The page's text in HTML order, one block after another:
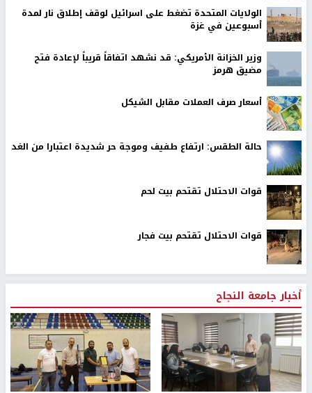
الولايات المتحدة تضغط على اسرائيل لوقف إطلاق نار لمدة
أسبوعين في غزة
وزير الخزانة الأمريكي: قد نشهد اتفاقاً قريباً لإعادة فتح
مضيق هرمز
أسعار صرف العملات مقابل الشيكل
حالة الطقس: ارتفاع طفيف وموجة حر شديدة اعتبارا من الغد
قوات الاحتلال تقتحم بيت لحم
قوات الاحتلال تقتحم بيت فجار
أخبار جامعة النجاح